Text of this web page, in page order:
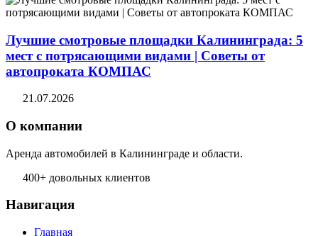
Лучшие смотровые площадки Калининграда: 5
мест с потрясающими видами | Советы от
автопроката КОМПАС
21.07.2026
О компании
Аренда автомобилей в Калининграде и области.
400+ довольных клиентов
Навигация
Главная